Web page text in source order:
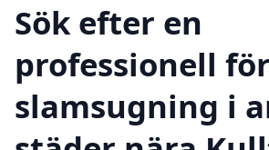
Sök efter en
professionell för
slamsugning i